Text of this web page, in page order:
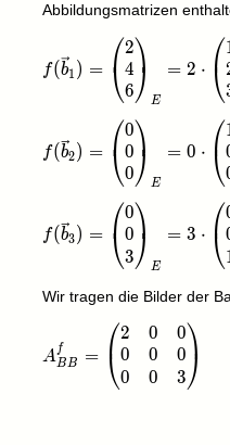
Abbildungsmatrizen
f(\vec
f(b1 ) = ⎝
⎛2
4
6⎠
⎞
E
= 2 ⋅ ⎝
⎛
f(\vec
f(b2 ) = ⎝
⎛0
0
0⎠
⎞
E
= 0 ⋅ ⎝
⎛
f(\vec
f(b3 ) = ⎝
⎛0
0
3⎠
⎞
E
= 3 ⋅ ⎝
⎛
Wir tragen die Bilder der
ABB
f = ⎝
⎛2
0
0
0
0
0
0
0
3⎠
⎞